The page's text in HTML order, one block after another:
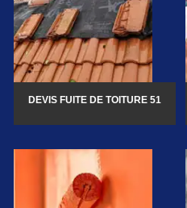
DEVIS FUITE DE TOITURE 51